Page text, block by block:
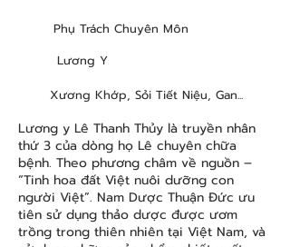
Phụ Trách Chuyên Môn
Lương Y
Xương Khớp, Sỏi Tiết Niệu, Gan...
Lương y Lê Thanh Thủy là truyền nhân
thứ 3 của dòng họ Lê chuyên chữa
bệnh. Theo phương châm về nguồn –
“Tinh hoa đất Việt nuôi dưỡng con
người Việt”. Nam Dược Thuận Đức ưu
tiên sử dụng thảo dược được ươm
trồng trong thiên nhiên tại Việt Nam, và